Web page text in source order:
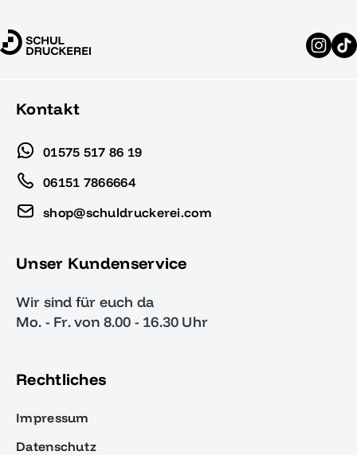
Kontakt
01575 517 86 19
06151 7866664
shop@schuldruckerei.com
Unser Kundenservice
Wir sind für euch da
Mo. - Fr. von 8.00 - 16.30 Uhr
Rechtliches
Impressum
Datenschutz